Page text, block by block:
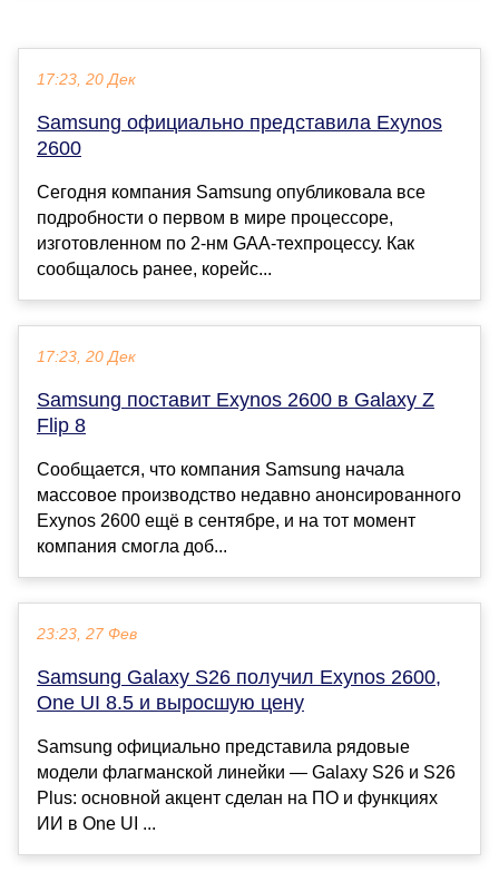
17:23, 20 Дек
Samsung официально представила Exynos
2600
Сегодня компания Samsung опубликовала все
подробности о первом в мире процессоре,
изготовленном по 2-нм GAA-техпроцессу. Как
сообщалось ранее, корейс...
17:23, 20 Дек
Samsung поставит Exynos 2600 в Galaxy Z
Flip 8
Сообщается, что компания Samsung начала
массовое производство недавно анонсированного
Exynos 2600 ещё в сентябре, и на тот момент
компания смогла доб...
23:23, 27 Фев
Samsung Galaxy S26 получил Exynos 2600,
One UI 8.5 и выросшую цену
Samsung официально представила рядовые
модели флагманской линейки — Galaxy S26 и S26
Plus: основной акцент сделан на ПО и функциях
ИИ в One UI ...